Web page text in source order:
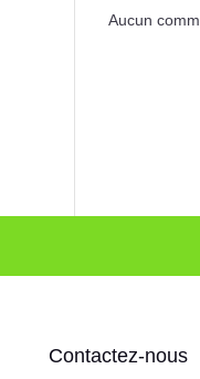
Aucun
Contactez-nous